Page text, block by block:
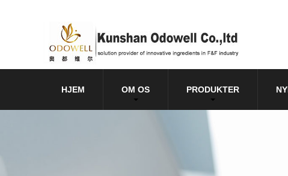
HJEM OM OS PRODUKTER